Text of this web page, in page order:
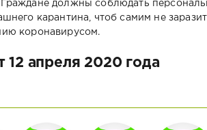
Граждане должны соблюдать
карантина, чтоб самим не
коронавирусом.
12 апреля 2020 года